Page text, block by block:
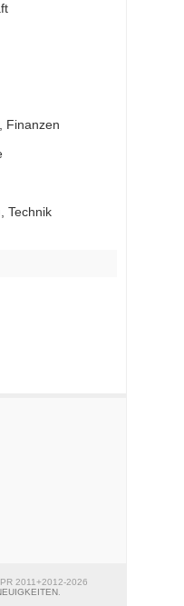
Finanzen
Technik
2011+2012-2026
.